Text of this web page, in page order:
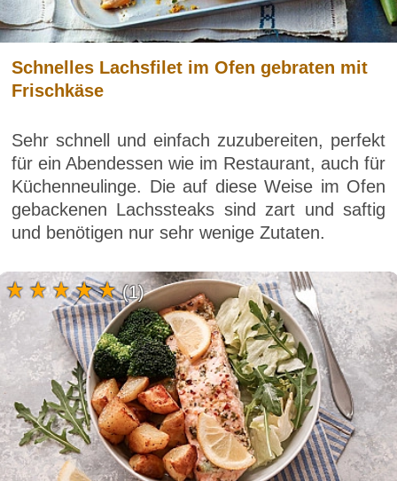
Schnelles Lachsfilet im Ofen gebraten mit
Frischkäse
Sehr schnell und einfach zuzubereiten, perfekt
für ein Abendessen wie im Restaurant, auch für
Küchenneulinge. Die auf diese Weise im Ofen
gebackenen Lachssteaks sind zart und saftig
und benötigen nur sehr wenige Zutaten.
(1)